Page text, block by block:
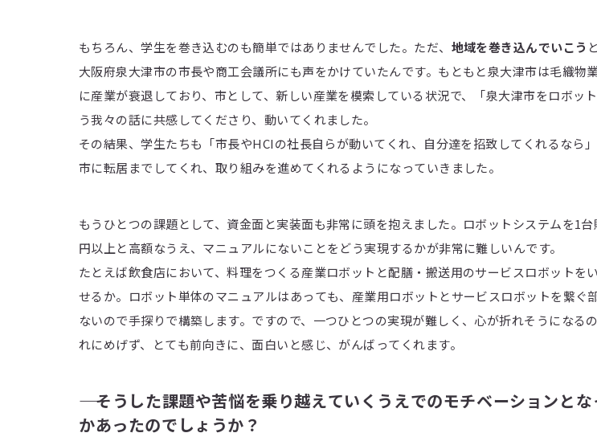
もちろん、学生を巻き込むのも簡単ではありませんでした。ただ、 地域を巻き込んでいこう
大阪府泉大津市の市長や商工会議所にも声をかけていたんです。もともと泉大津市は毛織物
に産業が衰退しており、市として、新しい産業を模索している状況で、「泉大津市をロボッ
う我々の話に共感してくださり、動いてくれました。
その結果、学生たちも「市長やHCIの社長自らが動いてくれ、自分達を招致してくれるなら
市に転居までしてくれ、取り組みを進めてくれるようになっていきました。
もうひとつの課題として、資金面と実装面も非常に頭を抱えました。ロボットシステムを1
円以上と高額なうえ、マニュアルにないことをどう実現するかが非常に難しいんです。
たとえば飲食店において、料理をつくる産業ロボットと配膳・搬送用のサービスロボットを
せるか。ロボット単体のマニュアルはあっても、産業用ロボットとサービスロボットを繋ぐ
ないので手探りで構築します。ですので、一つひとつの実現が難しく、心が折れそうになる
れにめげず、とても前向きに、面白いと感じ、がんばってくれます。
―― そうした課題や苦悩を乗り越えていくうえでのモチベーションと
かあったのでしょうか？